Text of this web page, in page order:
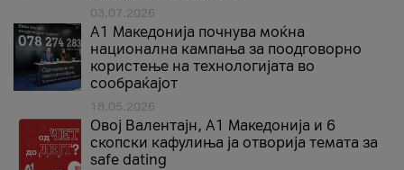
03.07.2026
A1 Македонија почнува моќна
национална кампања за поодговорно
користење на технологијата во
сообраќајот
18.05.2026
Овој Валентајн, A1 Македонија и 6
скопски кафулиња ја отворија темата за
safe dating